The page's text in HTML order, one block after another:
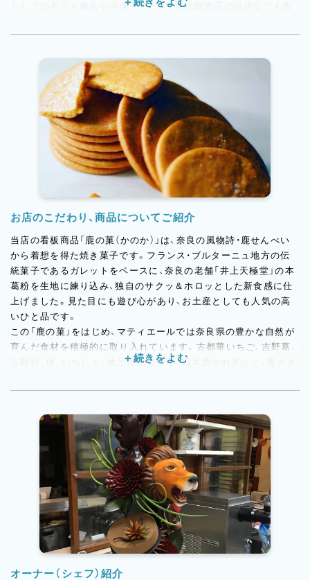
としてのギフト商品や冷凍スイーツ、自社販売店の出店なども視
域に根ざしながら、これからのマティエールを一緒に育ててくれ
お店のこだわり、商品についてご紹介
当店の看板商品「鹿の菓（かのか）」は、奈良の風物詩・鹿せんべい
から着想を得た焼き菓子です。フランス・ブルターニュ地方の伝
統菓子であるガレットをベースに、奈良の老舗「井上天極堂」の本
葛粉を生地に練り込み、独自のサクッ＆ホロッとした新食感に仕
上げました。見た目にも遊び心があり、お土産としても人気の高
いひと品です。
この「鹿の菓」をはじめ、マティエールでは奈良県の豊かな自然が
育んだ食材を積極的に取り入れています。古都華いちご、吉野葛、
吉野杉、柿、いちじく、地元産卵や蜂蜜、日本酒やお米など、書きき
ながら、地域の魅力をお菓子に込めて届けています。
それがオーナー南條の目標。素材そのものの魅力を引き出しなが
ら、味わいと想いがしっかりと届くお菓子づくりを大切にしてい
ます。地元の方にも、遠方から訪れる方にも、奈良の記憶に残る一
品をお届けできるよう、誠実にお菓子と向き合っています。
また、この春にはエンローバーの機械を導入。今後はチョコレー
ト商品にも力を入れていく予定です。
オーナー（シェフ）紹介